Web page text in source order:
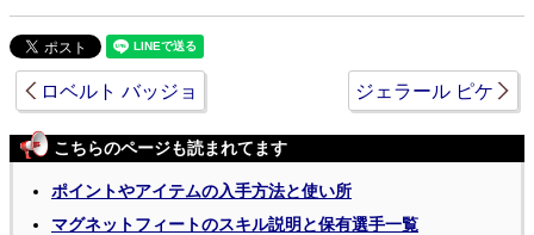
ロベルト バッジョ ジェラール ピケ
こちらのページも読まれてます
ポイントやアイテムの入手方法と使い所
マグネットフィートのスキル説明と保有選手一覧